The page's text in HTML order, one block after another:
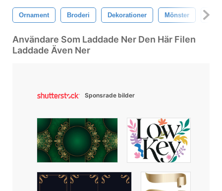
Ornament Broderi Dekorationer Mönster
Användare Som Laddade Ner Den Här Filen
Laddade Även Ner
Sponsrade bilder